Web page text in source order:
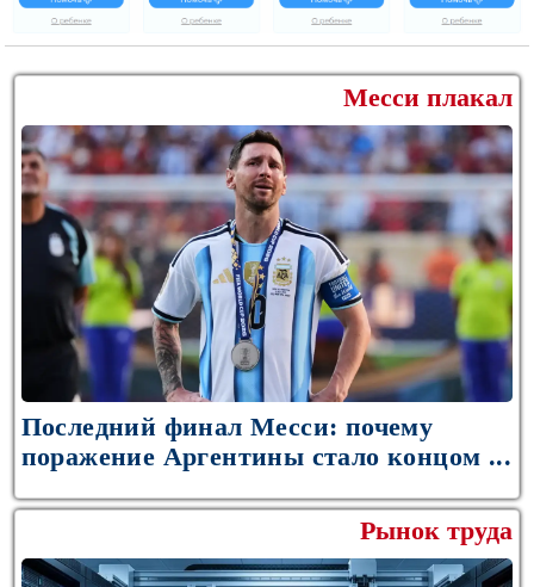
Месси плакал
Последний финал Месси: почему
поражение Аргентины стало концом ...
Рынок труда